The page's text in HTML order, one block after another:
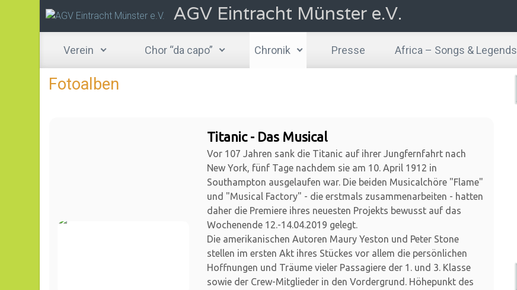
Zum Hauptinhalt springen AGV Eintracht Münster e.V.
Verein Chor “da capo” Chronik Presse Africa – Songs & Legends
Fotoalben
Titanic - Das Musical
Vor 107 Jahren sank die Titanic auf ihrer Jungfernfahrt nach
New York, fünf Tage nachdem sie am 10. April 1912 in
Southampton ausgelaufen war. Die beiden Musicalchöre "Flame"
und "Musical Factory" - die erstmals zusammenarbeiten - hatten
daher die Premiere ihres neuesten Projekts bewusst auf das
Wochenende 12.-14.04.2019 gelegt.
Die amerikanischen Autoren Maury Yeston und Peter Stone
stellen im ersten Akt ihres Stückes vor allem die persönlichen
Hoffnungen und Träume vieler Passagiere der 1. und 3. Klasse
sowie der Crew-Mitglieder in den Vordergrund. Höhepunkt des